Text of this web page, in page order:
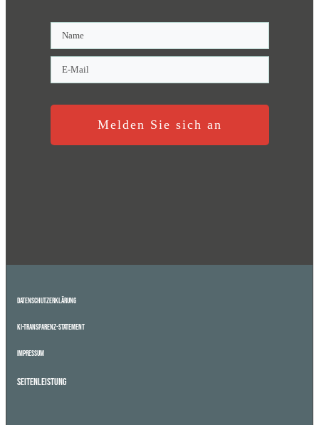
Melden Sie sich an
Datenschutzerklärung
KI-Transparenz-Statement
Impressum
Seitenleistung